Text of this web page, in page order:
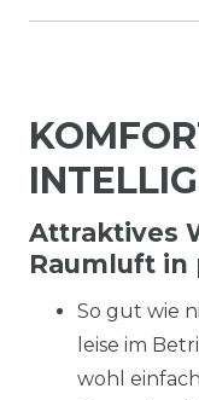
Attraktives
Raumluft
So gut wie
leise im
wohl